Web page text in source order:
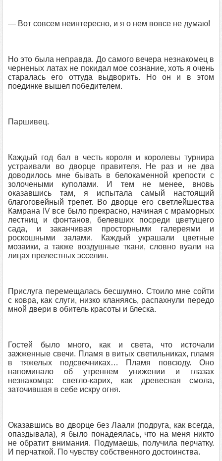
— Вот совсем неинтересно, и я о нем вовсе не думаю!
Но это была неправда. До самого вечера незнакомец в
черненых латах не покидал мое сознание, хоть я очень
старалась его оттуда выдворить. Но он и в этом
поединке вышел победителем.
Паршивец.
Каждый год бал в честь короля и королевы турнира
устраивали во дворце правителя. Не раз и не два
доводилось мне бывать в белокаменной крепости с
золочеными куполами. И тем не менее, вновь
оказавшись там, я испытала самый настоящий
благоговейный трепет. Во дворце его светлейшества
Камрана IV все было прекрасно, начиная с мраморных
лестниц и фонтанов, белевших посреди цветущего
сада, и заканчивая просторными галереями и
роскошными залами. Каждый украшали цветные
мозаики, а также воздушные ткани, словно вуали на
лицах прелестных эсселин.
Прислуга перемещалась бесшумно. Стоило мне сойти
с ковра, как слуги, низко кланяясь, распахнули передо
мной двери в обитель красоты и блеска.
Гостей было много, как и света, что источали
зажженные свечи. Пламя в витых светильниках, пламя
в тяжелых подсвечниках… Пламя повсюду. Оно
напоминало об утреннем унижении и глазах
незнакомца: светло-карих, как древесная смола,
заточившая в себе искру огня.
Оказавшись во дворце без Лаали (подруга, как всегда,
опаздывала), я было понадеялась, что на меня никто
не обратит внимания. Подумаешь, получила перчатку.
И перчаткой. По чувству собственного достоинства.